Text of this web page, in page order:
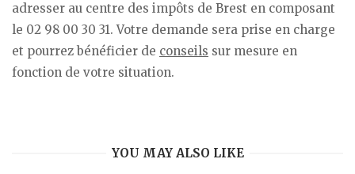
adresser au centre des impôts de Brest en composant
le 02 98 00 30 31. Votre demande sera prise en charge
et pourrez bénéficier de conseils sur mesure en
fonction de votre situation.
YOU MAY ALSO LIKE